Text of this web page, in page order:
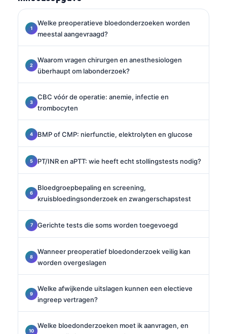
Welke preoperatieve bloedonderzoeken worden
meestal aangevraagd?
Waarom vragen chirurgen en anesthesiologen
überhaupt om labonderzoek?
CBC vóór de operatie: anemie, infectie en
trombocyten
BMP of CMP: nierfunctie, elektrolyten en glucose
PT/INR en aPTT: wie heeft echt stollingstests nodig?
Bloedgroepbepaling en screening,
kruisbloedingsonderzoek en zwangerschapstest
Gerichte tests die soms worden toegevoegd
Wanneer preoperatief bloedonderzoek veilig kan
worden overgeslagen
Welke afwijkende uitslagen kunnen een electieve
ingreep vertragen?
Welke bloedonderzoeken moet ik aanvragen, en